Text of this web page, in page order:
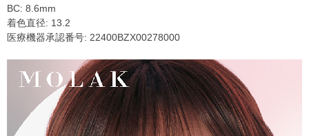
BC: 8.6mm
着色直径: 13.2
医療機器承認番号: 22400BZX00278000